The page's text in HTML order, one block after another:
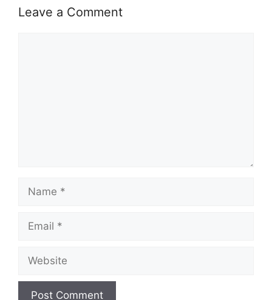
Leave a Comment